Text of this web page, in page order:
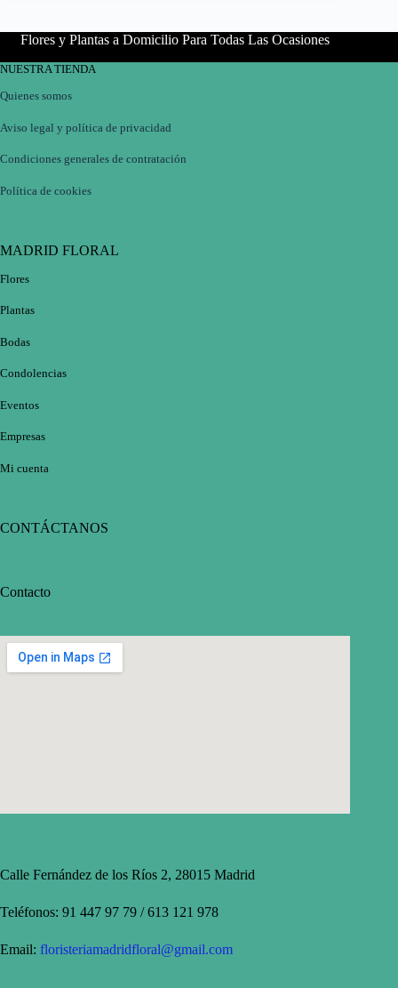
Flores y Plantas a Domicilio Para Todas Las Ocasiones
NUESTRA TIENDA
Quienes somos
Aviso legal y política de privacidad
Condiciones generales de contratación
Política de cookies
MADRID FLORAL
Flores
Plantas
Bodas
Condolencias
Eventos
Empresas
Mi cuenta
CONTÁCTANOS
Contacto
Calle Fernández de los Ríos 2, 28015 Madrid
Teléfonos: 91 447 97 79 / 613 121 978
Email: floristeriamadridfloral@gmail.com